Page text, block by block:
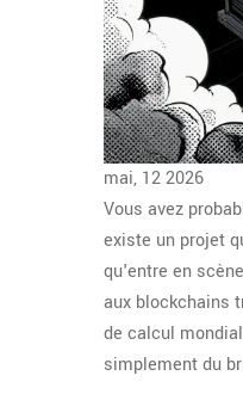
mai, 12 2026
Vous avez
existe un projet
qu'entre en scène
aux blockchains
de calcul
simplement du